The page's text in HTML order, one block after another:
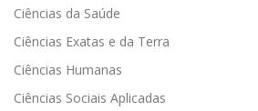
Ciências da Saúde
Ciências Exatas e da Terra
Ciências Humanas
Ciências Sociais Aplicadas